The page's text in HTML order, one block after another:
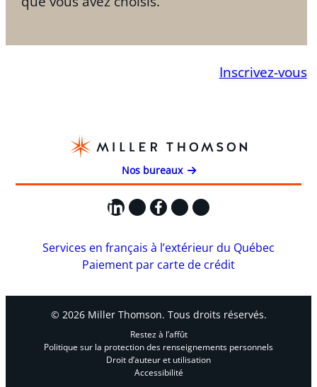
Inscrivez-vous
Nos bureaux
LinkedIn
X Facebook
Instagram
YouTube
Services en français à l’extérieur du Québec
Paiement par carte de crédit
© 2026 Miller Thomson. Tous droits réservés.
Restez à l’affût
Politique sur la protection des renseignements personnels
Droit d’auteur et utilisation
Accessibilité